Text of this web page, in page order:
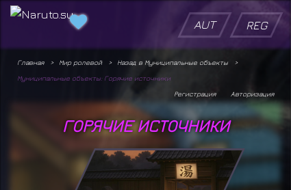
AUT REG
Главная Мир ролевой
Назад в Муниципальные объекты
Муниципальные объекты: Горячие источники
Авторизация
Регистрация
ГОРЯЧИЕ ИСТОЧНИКИ